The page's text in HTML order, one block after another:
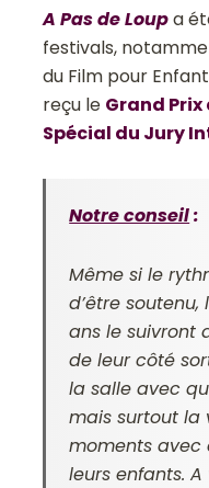
A Pas de Loupa
festivals,
du Film pour
reçu le Grand Prix
Spécial du Jury
Notre conseil:
Même si le
d’être
ans le suivront
de leur côté
la salle avec
mais surtout la
moments avec
leurs enfants.